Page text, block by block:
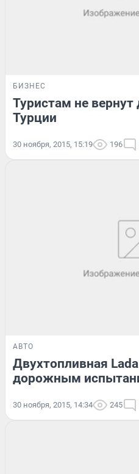
БИЗНЕС
Туристам не вернут
Турции
30 ноября, 2015, 15:19 196
АВТО
Двухтопливная
дорожным
30 ноября, 2015, 14:34 245